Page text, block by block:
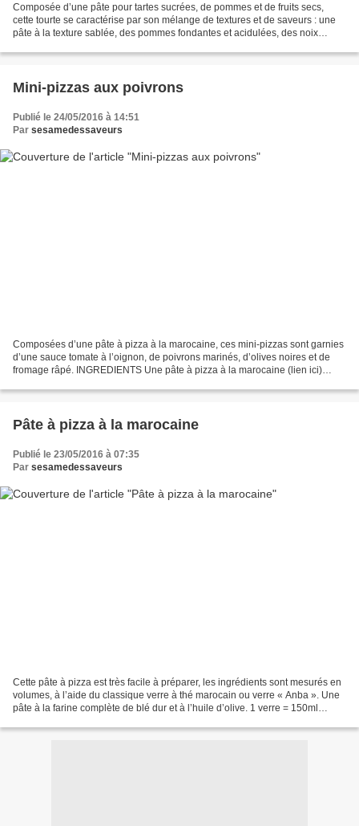
Composée d’une pâte pour tartes sucrées, de pommes et de fruits secs,
cette tourte se caractérise par son mélange de textures et de saveurs : une
pâte à la texture sablée, des pommes fondantes et acidulées, des noix
Mini-pizzas aux poivrons
Publié le 24/05/2016 à 14:51
Par sesamedessaveurs
Composées d’une pâte à pizza à la marocaine, ces mini-pizzas sont garnies
d’une sauce tomate à l’oignon, de poivrons marinés, d’olives noires et de
fromage râpé. INGREDIENTS Une pâte à pizza à la marocaine (lien ici)
Pâte à pizza à la marocaine
Publié le 23/05/2016 à 07:35
Par sesamedessaveurs
Cette pâte à pizza est très facile à préparer, les ingrédients sont mesurés en
volumes, à l’aide du classique verre à thé marocain ou verre « Anba ». Une
pâte à la farine complète de blé dur et à l’huile d’olive. 1 verre = 150ml